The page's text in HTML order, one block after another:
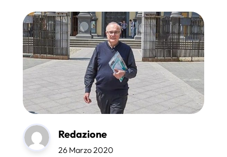
Redazione
26 Marzo 2020